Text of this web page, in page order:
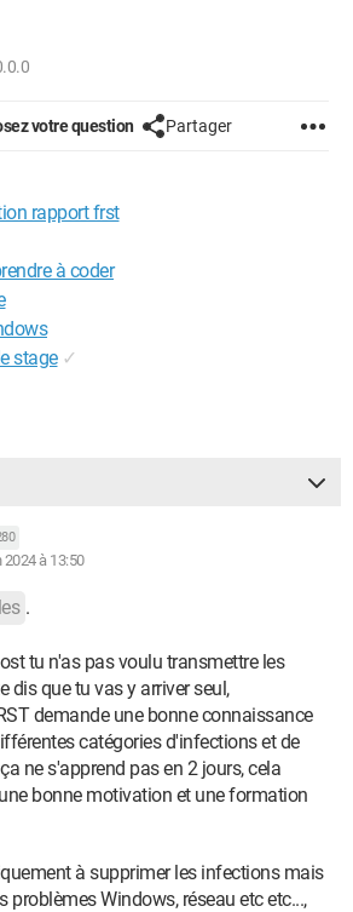
votre question Partager
rapport frst
à coder
stage ✓
à 13:50
.
tu n'as pas voulu transmettre les
dis que tu vas y arriver seul,
demande une bonne connaissance
catégories d'infections et de
ne s'apprend pas en 2 jours, cela
bonne motivation et une formation
à supprimer les infections mais
problèmes Windows, réseau etc etc...,